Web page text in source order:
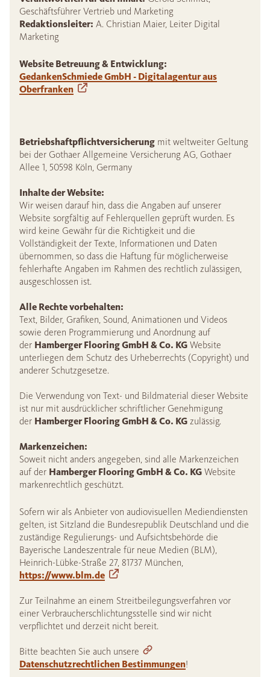
Geschäftsführer Vertrieb und Marketing
Redaktionsleiter: A. Christian Maier, Leiter Digital
Marketing
Website Betreuung & Entwicklung:
GedankenSchmiede GmbH - Digitalagentur aus
Oberfranken
Betriebshaftpflichtversicherung mit weltweiter Geltung
bei der Gothaer Allgemeine Versicherung AG, Gothaer
Allee 1, 50598 Köln, Germany
Inhalte der Website:
Wir weisen darauf hin, dass die Angaben auf unserer
Website sorgfältig auf Fehlerquellen geprüft wurden. Es
wird keine Gewähr für die Richtigkeit und die
Vollständigkeit der Texte, Informationen und Daten
übernommen, so dass die Haftung für möglicherweise
fehlerhafte Angaben im Rahmen des rechtlich zulässigen,
ausgeschlossen ist.
Alle Rechte vorbehalten:
Text, Bilder, Grafiken, Sound, Animationen und Videos
sowie deren Programmierung und Anordnung auf
der Hamberger Flooring GmbH & Co. KG Website
unterliegen dem Schutz des Urheberrechts (Copyright) und
anderer Schutzgesetze.
Die Verwendung von Text- und Bildmaterial dieser Website
ist nur mit ausdrücklicher schriftlicher Genehmigung
der Hamberger Flooring GmbH & Co. KG zulässig.
Markenzeichen:
Soweit nicht anders angegeben, sind alle Markenzeichen
auf der Hamberger Flooring GmbH & Co. KG Website
markenrechtlich geschützt.
Sofern wir als Anbieter von audiovisuellen Mediendiensten
gelten, ist Sitzland die Bundesrepublik Deutschland und die
zuständige Regulierungs- und Aufsichtsbehörde die
Bayerische Landeszentrale für neue Medien (BLM),
Heinrich-Lübke-Straße 27, 81737 München,
https://www.blm.de
Zur Teilnahme an einem Streitbeilegungsverfahren vor
einer Verbraucherschlichtungsstelle sind wir nicht
verpflichtet und derzeit nicht bereit.
Bitte beachten Sie auch unsere
Datenschutzrechtlichen Bestimmungen!